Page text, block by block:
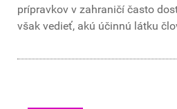
prípravkov v zahraničí často
však vedieť, akú účinnú látku